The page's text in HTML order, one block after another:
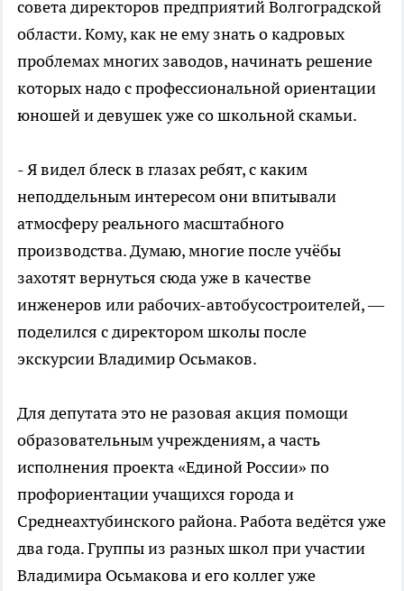
совета директоров предприятий Волгоградской
области. Кому, как не ему знать о кадровых
проблемах многих заводов, начинать решение
которых надо с профессиональной ориентации
юношей и девушек уже со школьной скамьи.
- Я видел блеск в глазах ребят, с каким
неподдельным интересом они впитывали
атмосферу реального масштабного
производства. Думаю, многие после учёбы
захотят вернуться сюда уже в качестве
инженеров или рабочих-автобусостроителей, —
поделился с директором школы после
экскурсии Владимир Осьмаков.
Для депутата это не разовая акция помощи
образовательным учреждениям, а часть
исполнения проекта «Единой России» по
профориентации учащихся города и
Среднеахтубинского района. Работа ведётся уже
два года. Группы из разных школ при участии
Владимира Осьмакова и его коллег уже